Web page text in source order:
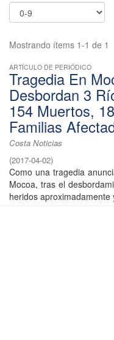
Mostrando ítems 1-1 de 1
ARTÍCULO DE PERIÓDICO
Tragedia En
Desbordan 3
154 Muertos,
Familias
Costa Noticias
(2017-04-02)
Como una tragedia
Mocoa, tras el
heridos